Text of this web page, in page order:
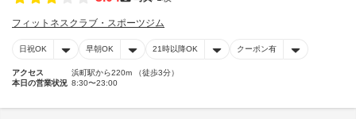
フィットネスクラブ・スポーツジム
日祝OK 早朝OK 21時以降OK クーポン有
アクセス
浜町駅から220m （徒歩3分）
本日の営業状況 8:30〜23:00